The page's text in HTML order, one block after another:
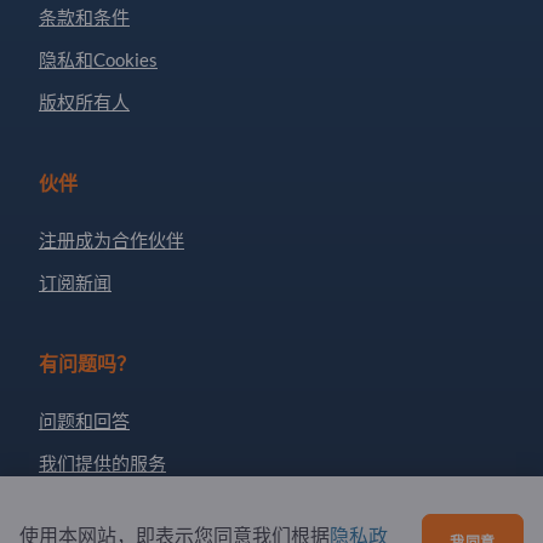
条款和条件
隐私和Cookies
版权所有人
伙伴
注册成为合作伙伴
订阅新闻
有问题吗？
问题和回答
我们提供的服务
使用本网站，即表示您同意我们根据隐私政